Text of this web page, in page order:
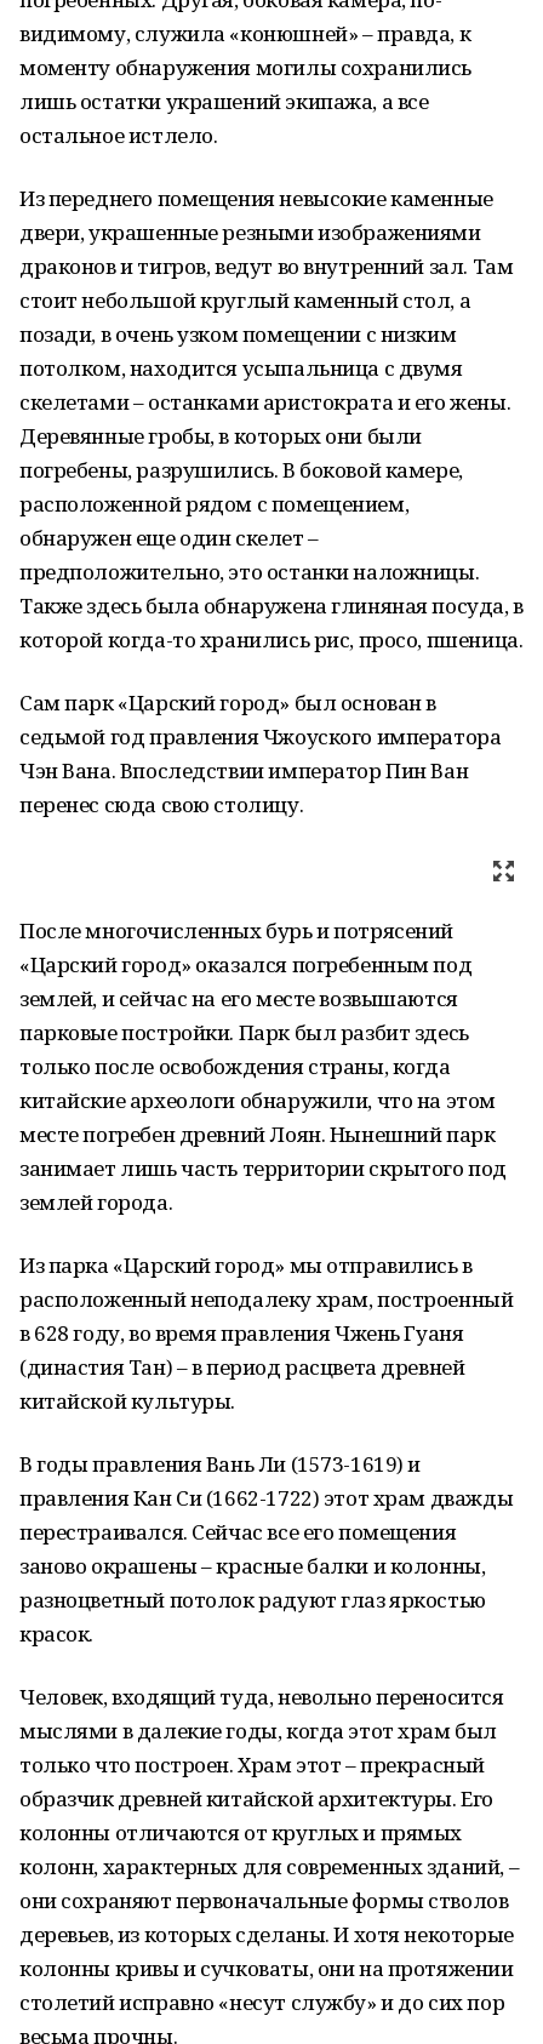
видимому, служила «конюшней» – правда, к
моменту обнаружения могилы сохранились
лишь остатки украшений экипажа, а все
остальное истлело.
Из переднего помещения невысокие каменные
двери, украшенные резными изображениями
драконов и тигров, ведут во внутренний зал. Там
стоит небольшой круглый каменный стол, а
позади, в очень узком помещении с низким
потолком, находится усыпальница с двумя
скелетами – останками аристократа и его жены.
Деревянные гробы, в которых они были
погребены, разрушились. В боковой камере,
расположенной рядом с помещением,
обнаружен еще один скелет –
предположительно, это останки наложницы.
Также здесь была обнаружена глиняная посуда, в
которой когда-то хранились рис, просо, пшеница.
Сам парк «Царский город» был основан в
седьмой год правления Чжоуского императора
Чэн Вана. Впоследствии император Пин Ван
перенес сюда свою столицу.
После многочисленных бурь и потрясений
«Царский город» оказался погребенным под
землей, и сейчас на его месте возвышаются
парковые постройки. Парк был разбит здесь
только после освобождения страны, когда
китайские археологи обнаружили, что на этом
месте погребен древний Лоян. Нынешний парк
занимает лишь часть территории скрытого под
землей города.
Из парка «Царский город» мы отправились в
расположенный неподалеку храм, построенный
в 628 году, во время правления Чжень Гуаня
(династия Тан) – в период расцвета древней
китайской культуры.
В годы правления Вань Ли (1573-1619) и
правления Кан Си (1662-1722) этот храм дважды
перестраивался. Сейчас все его помещения
заново окрашены – красные балки и колонны,
разноцветный потолок радуют глаз яркостью
красок.
Человек, входящий туда, невольно переносится
мыслями в далекие годы, когда этот храм был
только что построен. Храм этот – прекрасный
образчик древней китайской архитектуры. Его
колонны отличаются от круглых и прямых
колонн, характерных для современных зданий, –
они сохраняют первоначальные формы стволов
деревьев, из которых сделаны. И хотя некоторые
колонны кривы и сучковаты, они на протяжении
столетий исправно «несут службу» и до сих пор
весьма прочны.